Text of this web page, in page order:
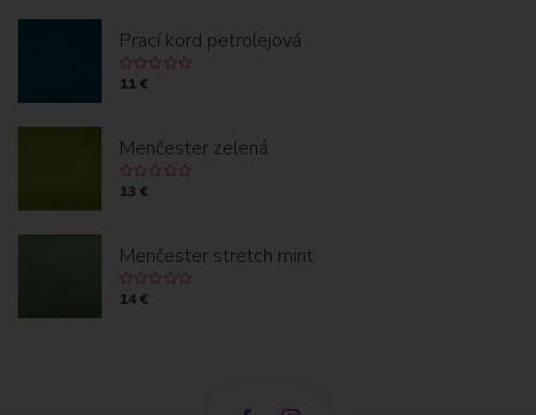
O
Prací kord petrolejová
11 €
Menčester zelená
13 €
Menčester stretch mint
14 €